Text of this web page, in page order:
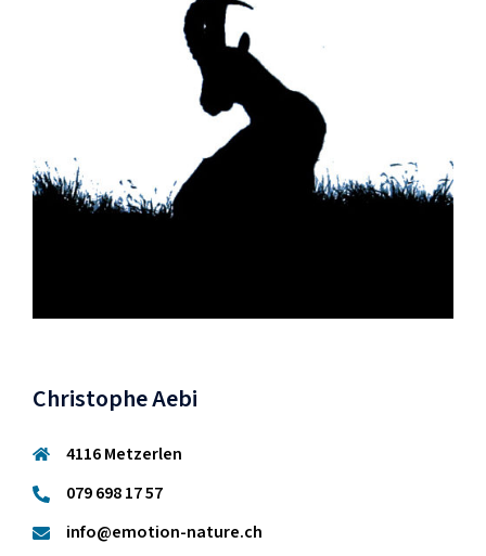
Christophe Aebi
4116 Metzerlen
079 698 17 57
info@emotion-nature.ch